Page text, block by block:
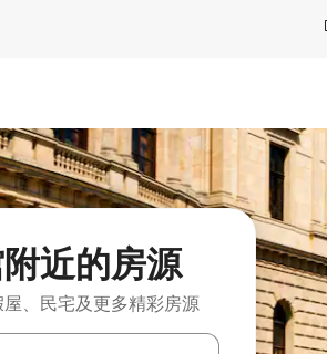
近的房源
、民宅及更多精彩房源